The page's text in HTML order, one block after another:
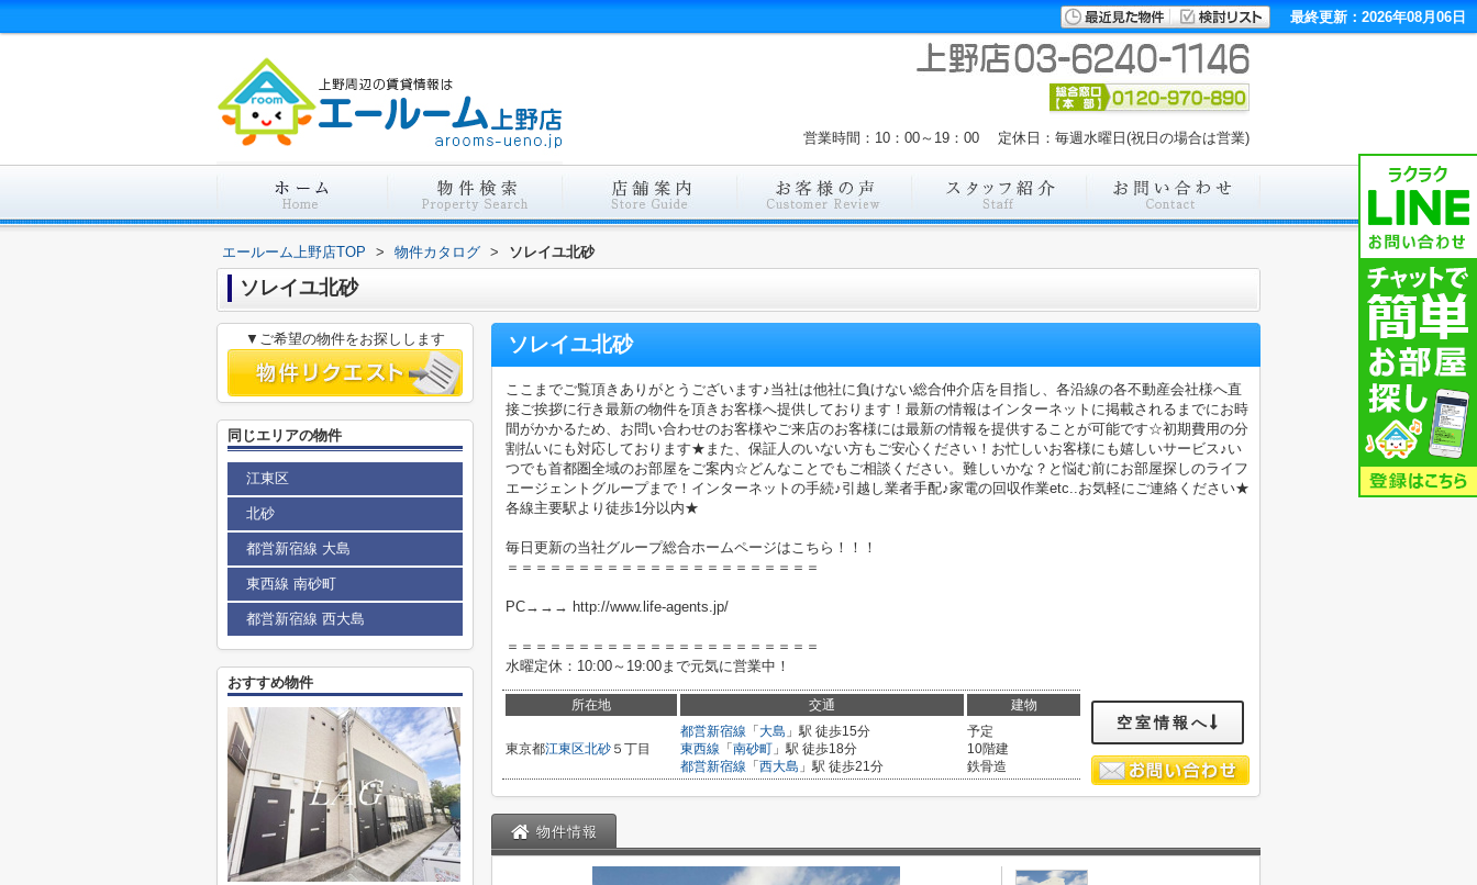
最終更新：2026年08月06日
営業時間：10：00～19：00 定休日：毎週水曜日(祝日の場合は営業)
エールーム上野店TOP > 物件カタログ > ソレイユ北砂
ソレイユ北砂
ソレイユ北砂
ここまでご覧頂きありがとうございます♪当社は他社に負けない総合仲介店を目指し、各沿線の各不動産会社様へ直
接ご挨拶に行き最新の物件を頂きお客様へ提供しております！最新の情報はインターネットに掲載されるまでにお時
間がかかるため、お問い合わせのお客様やご来店のお客様には最新の情報を提供することが可能です☆初期費用の分
割払いにも対応しております★また、保証人のいない方もご安心ください！お忙しいお客様にも嬉しいサービス♪い
つでも首都圏全域のお部屋をご案内☆どんなことでもご相談ください。難しいかな？と悩む前にお部屋探しのライフ
エージェントグループまで！インターネットの手続♪引越し業者手配♪家電の回収作業etc..お気軽にご連絡ください★
各線主要駅より徒歩1分以内★
毎日更新の当社グループ総合ホームページはこちら！！！
＝＝＝＝＝＝＝＝＝＝＝＝＝＝＝＝＝＝＝＝＝＝
PC→→→ http://www.life-agents.jp/
＝＝＝＝＝＝＝＝＝＝＝＝＝＝＝＝＝＝＝＝＝＝
水曜定休：10:00～19:00まで元気に営業中！
所在地 交通 建物
東京都江東区北砂 ５丁目
都営新宿線 「 大島 」駅 徒歩15分
東西線 「 南砂町 」駅 徒歩18分
都営新宿線 「 西大島 」駅 徒歩21分
予定
10階建
鉄骨造
空室情報へ
物件情報
▼ご希望の物件をお探しします
同じエリアの物件
江東区
北砂
都営新宿線 大島
東西線 南砂町
都営新宿線 西大島
おすすめ物件